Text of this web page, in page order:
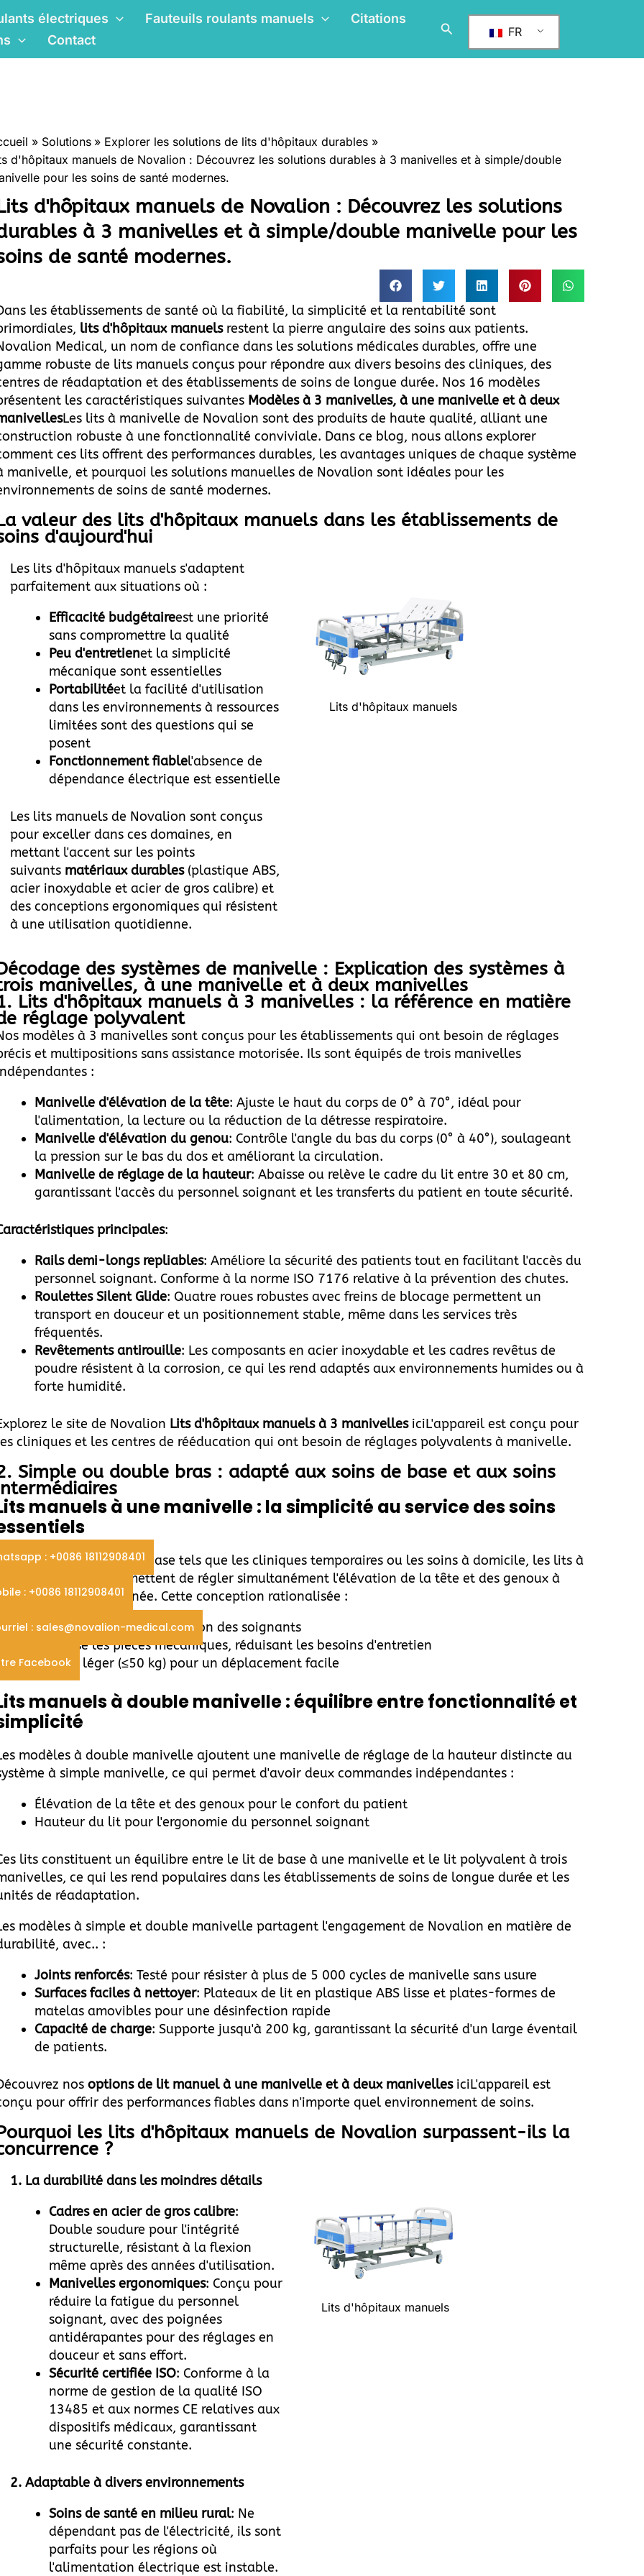
électriques Fauteuils roulants manuels
Citations
Contact
RechercherFR
Solutions
Explorer les solutions de lits d'hôpitaux durables
d'hôpitaux manuels de Novalion : Découvrez les solutions durables à 3 manivelles et à simple/double
pour les soins de santé modernes.
d'hôpitaux manuels de Novalion : Découvrez les solutions
à 3 manivelles et à simple/double manivelle pour les
de santé modernes.
les établissements de santé où la fiabilité, la simplicité et la rentabilité sont
lits d'hôpitaux manuelsrestent la pierre angulaire des soins aux patients.
Medical, un nom de confiance dans les solutions médicales durables, offre une
robuste de lits manuels conçus pour répondre aux divers besoins des cliniques, des
de réadaptation et des établissements de soins de longue durée. Nos 16 modèles
les caractéristiques suivantes Modèles à 3 manivelles, à une manivelle et à deux
Les lits à manivelle de Novalion sont des produits de haute qualité, alliant une
robuste à une fonctionnalité conviviale. Dans ce blog, nous allons explorer
ces lits offrent des performances durables, les avantages uniques de chaque système
manivelle, et pourquoi les solutions manuelles de Novalion sont idéales pour les
de soins de santé modernes.
valeur des lits d'hôpitaux manuels dans les établissements de
d'aujourd'hui
Les lits d'hôpitaux manuels s'adaptent
parfaitement aux situations où :
Efficacité budgétaireest une priorité
sans compromettre la qualité
Peu d'entretienet la simplicité
mécanique sont essentielles
Portabilitéet la facilité d'utilisation
dans les environnements à ressources
limitées sont des questions qui se
posent
Fonctionnement fiablel'absence de
dépendance électrique est essentielle
Les lits manuels de Novalion sont conçus
pour exceller dans ces domaines, en
mettant l'accent sur les points
suivants matériaux durables(plastique ABS,
acier inoxydable et acier de gros calibre) et
des conceptions ergonomiques qui résistent
à une utilisation quotidienne.
Lits d'hôpitaux manuels
des systèmes de manivelle : Explication des systèmes à
manivelles, à une manivelle et à deux manivelles
Lits d'hôpitaux manuels à 3 manivelles : la référence en matière
réglage polyvalent
modèles à 3 manivelles sont conçus pour les établissements qui ont besoin de réglages
et multipositions sans assistance motorisée. Ils sont équipés de trois manivelles
:
Manivelle d'élévation de la tête: Ajuste le haut du corps de 0° à 70°, idéal pour
l'alimentation, la lecture ou la réduction de la détresse respiratoire.
Manivelle d'élévation du genou: Contrôle l'angle du bas du corps (0° à 40°), soulageant
la pression sur le bas du dos et améliorant la circulation.
Manivelle de réglage de la hauteur: Abaisse ou relève le cadre du lit entre 30 et 80 cm,
garantissant l'accès du personnel soignant et les transferts du patient en toute sécurité.
principales:
Rails demi-longs repliables: Améliore la sécurité des patients tout en facilitant l'accès du
personnel soignant. Conforme à la norme ISO 7176 relative à la prévention des chutes.
Roulettes Silent Glide: Quatre roues robustes avec freins de blocage permettent un
transport en douceur et un positionnement stable, même dans les services très
fréquentés.
Revêtements antirouille: Les composants en acier inoxydable et les cadres revêtus de
poudre résistent à la corrosion, ce qui les rend adaptés aux environnements humides ou à
forte humidité.
le site de Novalion Lits d'hôpitaux manuels à 3 manivelles iciL'appareil est conçu pour
cliniques et les centres de rééducation qui ont besoin de réglages polyvalents à manivelle.
Simple ou double bras : adapté aux soins de base et aux soins
manuels à une manivelle : la simplicité au service des soins
pour les soins de base tels que les cliniques temporaires ou les soins à domicile, les lits à
manivelle unique permettent de régler simultanément l'élévation de la tête et des genoux à
d'une seule poignée. Cette conception rationalisée :
Réduit le temps de formation des soignants
Minimise les pièces mécaniques, réduisant les besoins d'entretien
Châssis léger (≤50 kg) pour un déplacement facile
manuels à double manivelle : équilibre entre fonctionnalité et
modèles à double manivelle ajoutent une manivelle de réglage de la hauteur distincte au
à simple manivelle, ce qui permet d'avoir deux commandes indépendantes :
Élévation de la tête et des genoux pour le confort du patient
Hauteur du lit pour l'ergonomie du personnel soignant
lits constituent un équilibre entre le lit de base à une manivelle et le lit polyvalent à trois
ce qui les rend populaires dans les établissements de soins de longue durée et les
de réadaptation.
modèles à simple et double manivelle partagent l'engagement de Novalion en matière de
avec.. :
Joints renforcés: Testé pour résister à plus de 5 000 cycles de manivelle sans usure
Surfaces faciles à nettoyer: Plateaux de lit en plastique ABS lisse et plates-formes de
matelas amovibles pour une désinfection rapide
Capacité de charge: Supporte jusqu'à 200 kg, garantissant la sécurité d'un large éventail
de patients.
nos options de lit manuel à une manivelle et à deux manivelles iciL'appareil est
pour offrir des performances fiables dans n'importe quel environnement de soins.
les lits d'hôpitaux manuels de Novalion surpassent-ils la
?
1. La durabilité dans les moindres détails
Cadres en acier de gros calibre:
Double soudure pour l'intégrité
structurelle, résistant à la flexion
même après des années d'utilisation.
Manivelles ergonomiques: Conçu pour
réduire la fatigue du personnel
soignant, avec des poignées
antidérapantes pour des réglages en
douceur et sans effort.
Sécurité certifiée ISO: Conforme à la
norme de gestion de la qualité ISO
13485 et aux normes CE relatives aux
dispositifs médicaux, garantissant
une sécurité constante.
2. Adaptable à divers environnements
Soins de santé en milieu rural: Ne
dépendant pas de l'électricité, ils sont
parfaits pour les régions où
l'alimentation électrique est instable.
Lits d'hôpitaux manuels
: +0086 18112908401
: +0086 18112908401
: sales@novalion-medical.com
Facebook